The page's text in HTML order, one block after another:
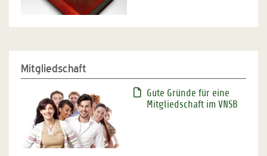
Mitgliedschaft
Gute Gründe für eine
Mitgliedschaft im VNSB